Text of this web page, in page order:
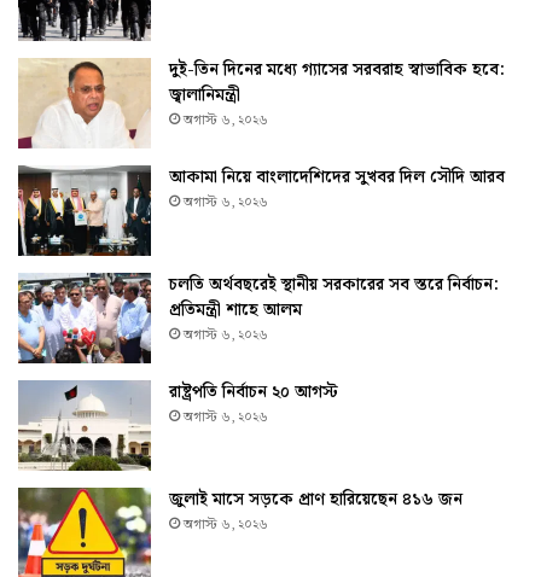
দুই-তিন দিনের মধ্যে গ্যাসের সরবরাহ স্বাভাবিক হবে:
জ্বালানিমন্ত্রী
অগাস্ট ৬, ২০২৬
আকামা নিয়ে বাংলাদেশিদের সুখবর দিল সৌদি আরব
অগাস্ট ৬, ২০২৬
চলতি অর্থবছরেই স্থানীয় সরকারের সব স্তরে নির্বাচন:
প্রতিমন্ত্রী শাহে আলম
অগাস্ট ৬, ২০২৬
রাষ্ট্রপতি নির্বাচন ২০ আগস্ট
অগাস্ট ৬, ২০২৬
জুলাই মাসে সড়কে প্রাণ হারিয়েছেন ৪১৬ জন
অগাস্ট ৬, ২০২৬